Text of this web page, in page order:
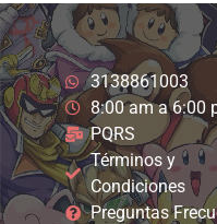
3138861003
8:00 am a 6:00
PQRS
Términos y
Condiciones
Preguntas